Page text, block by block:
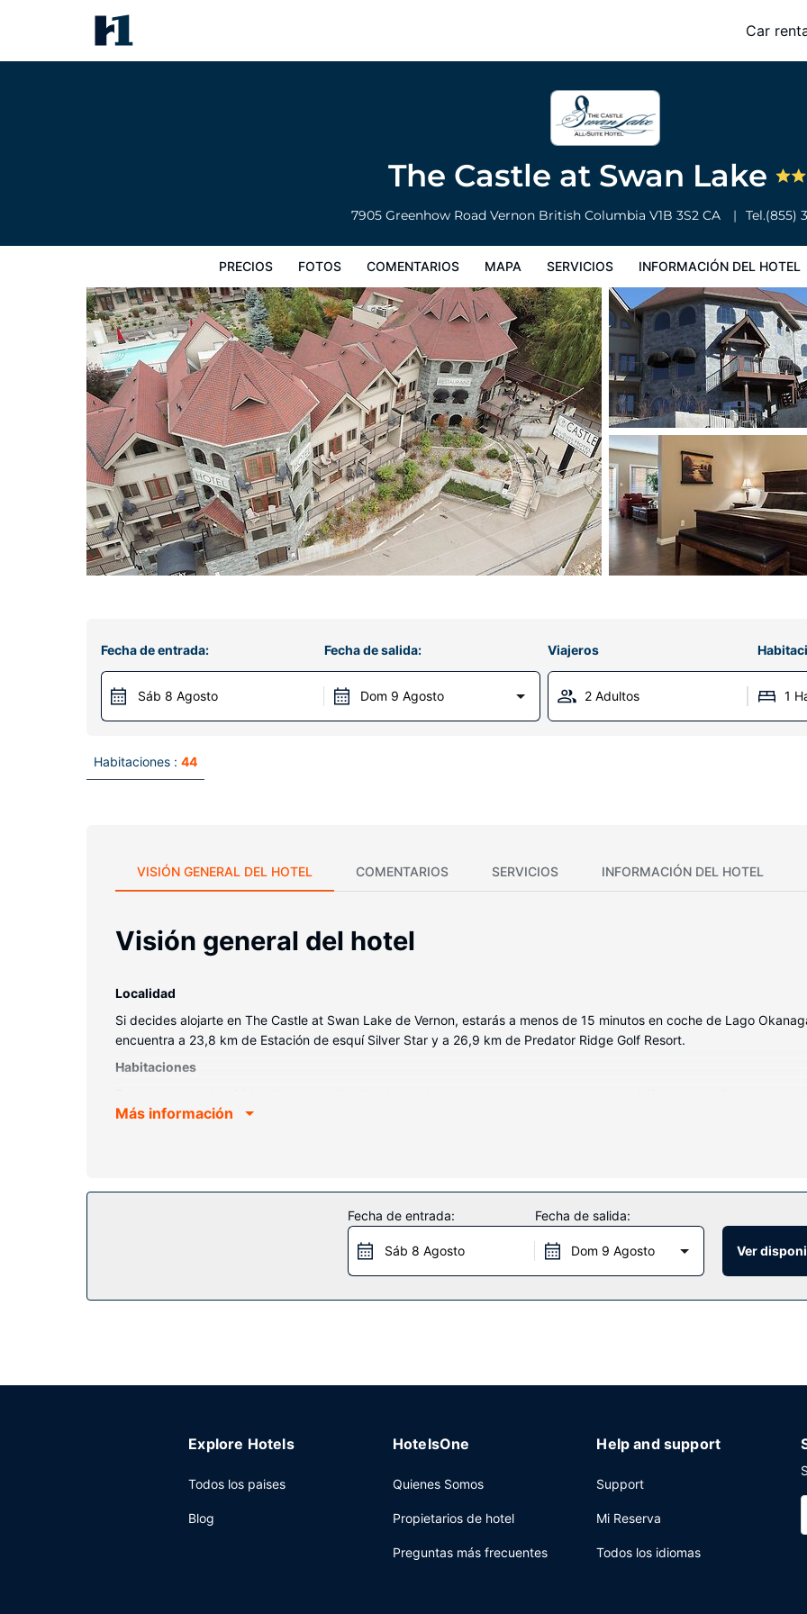
Car
The Castle at Swan Lake
7905 Greenhow Road Vernon British Columbia V1B 3S2 CA Tel.(855)
PRECIOS FOTOS COMENTARIOS MAPA SERVICIOS INFORMACIÓN DEL HOTEL
Condiciones especiales
Fecha de entrada:
Sáb 8 Agosto
Fecha de salida:
Dom 9 Agosto
Viajeros
2 Adultos 1
Habitaciones : 44
VISIÓN GENERAL DEL HOTEL COMENTARIOS SERVICIOS INFORMACIÓN DEL HOTEL
Visión general del hotel
Localidad
Si decides alojarte en The Castle at Swan Lake de Vernon, estarás a menos de 15 minutos en coche de Lago
encuentra a 23,8 km de Estación de esquí Silver Star y a 26,9 km de Predator Ridge Golf Resort.
Habitaciones
cocina está equipada con frigorífico/congelador grande, placa de cocina y microondas. La conexión wifi gratis te
gratis, una televisión en la zona común y una zona de pícnic.
En The Castle at Swan Lake tienes un restaurante a tu disposición para comer algo.
Más información
Fecha de entrada:
Sáb 8 Agosto
Fecha de salida:
Dom 9 Agosto Ver
Explore Hotels
Todos los paises
Blog
HotelsOne
Quienes Somos
Propietarios de hotel
Preguntas más frecuentes
Help and support
Support
Mi Reserva
Todos los idiomas